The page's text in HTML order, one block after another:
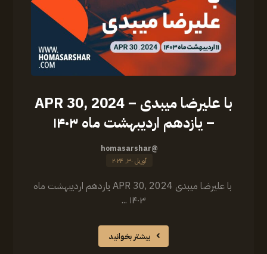
با علیرضا میبدی – APR 30, 2024
– یازدهم اردیبهشت ماه ۱۴۰۳
@homasarshar
آوریل ۳۰, ۲۰۲۴
با علیرضا میبدی APR 30, 2024 یازدهم اردیبهشت ماه
۱۴۰۳ ...
بیشتر بخوانید